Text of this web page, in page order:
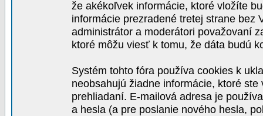
že akékoľvek informácie, ktoré vložíte
informácie prezradené tretej strane bez
administrátor a moderátori považovaní
ktoré môžu viesť k tomu, že dáta budú
Systém tohto fóra používa cookies k
neobsahujú žiadne informácie, ktoré
prehliadaní. E-mailová adresa je
a hesla (a pre poslanie nového hesla,